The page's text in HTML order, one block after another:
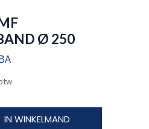
Ø 250
IN WINKELMAND